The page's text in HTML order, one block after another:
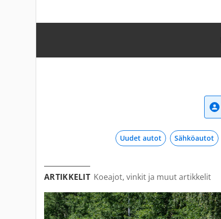
Uudet autot Sähköautot
ARTIKKELIT Koeajot, vinkit ja muut artikkelit